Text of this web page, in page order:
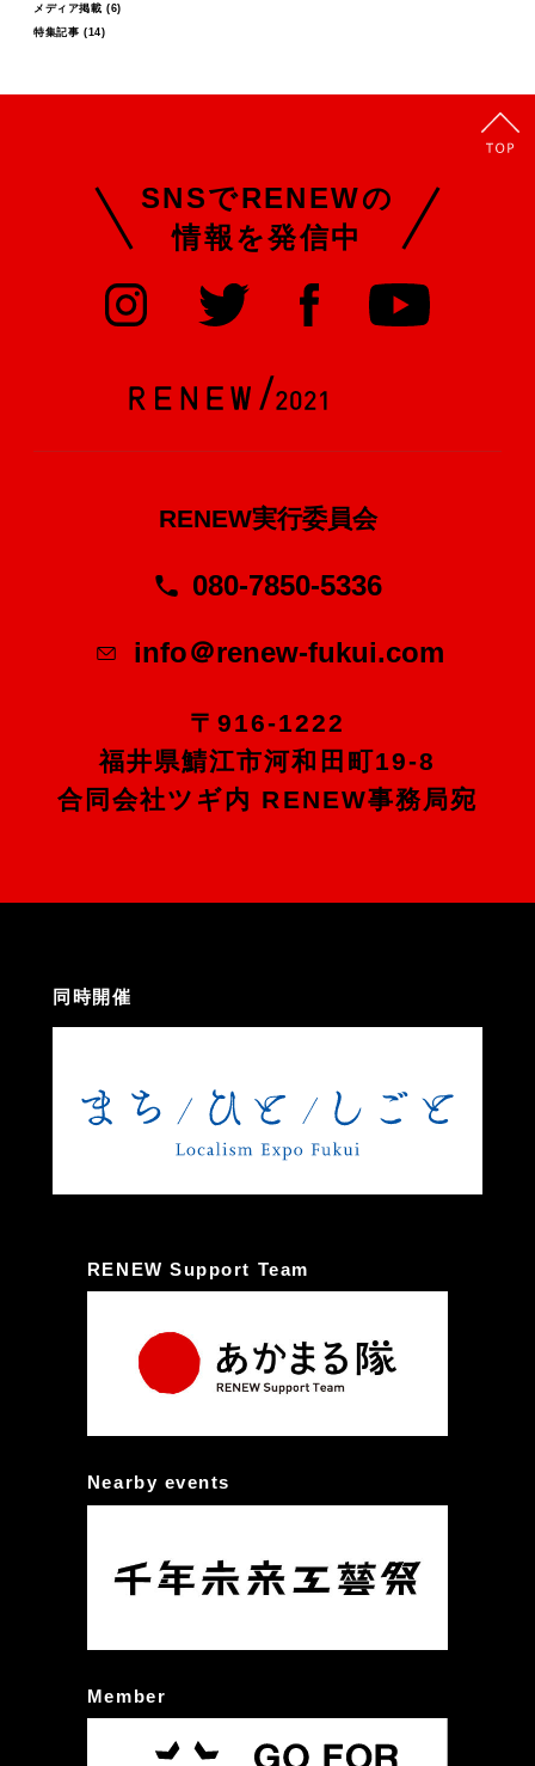
メディア掲載 (6)
特集記事 (14)
SNSでRENEWの
情報を発信中
RENEW実行委員会
080-7850-5336
info＠renew-fukui.com
〒916-1222
福井県鯖江市河和田町19-8
合同会社ツギ内 RENEW事務局宛
同時開催
RENEW Support Team
Nearby events
Member